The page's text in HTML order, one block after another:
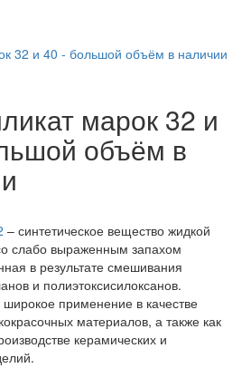
32 и 40 - большой объём в наличии
марок 32 и
объём в
– синтетическое вещество жидкой
слабо выраженным запахом
в результате смешивания
и полиэтоксисилоксанов.
применение в качестве
материалов, а также как
керамических и